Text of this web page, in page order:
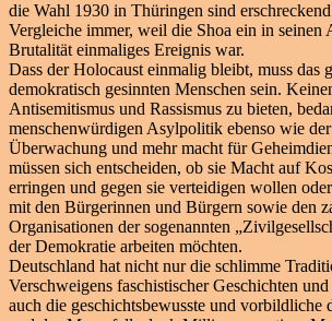
die Wahl 1930 in Thüringen sind
Vergleiche immer, weil die Shoa ein in seinen
Brutalität einmaliges Ereignis war.
Dass der Holocaust einmalig bleibt, muss das
demokratisch gesinnten Menschen sein.
Antisemitismus und Rassismus zu bieten,
menschenwürdigen Asylpolitik ebenso wie
Überwachung und mehr macht für
müssen sich entscheiden, ob sie Macht auf
erringen und gegen sie verteidigen wollen
mit den Bürgerinnen und Bürgern sowie den
Organisationen der sogenannten
der Demokratie arbeiten möchten.
Deutschland hat nicht nur die schlimme
Verschweigens faschistischer Geschichten
auch die geschichtsbewusste und vorbildliche